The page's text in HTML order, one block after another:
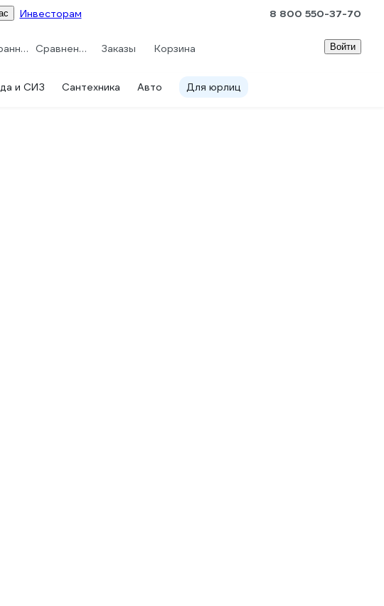
Инвесторам 8 800 550-37-70
Избранное Сравнение Заказы Корзина Войти
и СИЗ Сантехника Авто Для юрлиц